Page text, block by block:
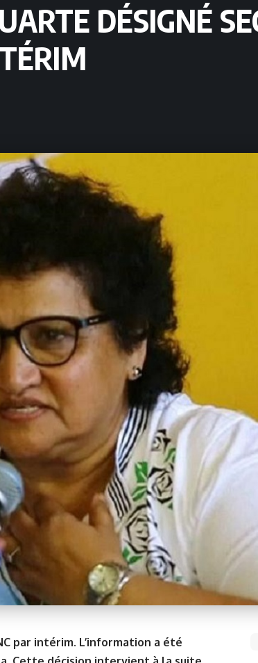
DÉSIGNÉ
par intérim. L’information a été